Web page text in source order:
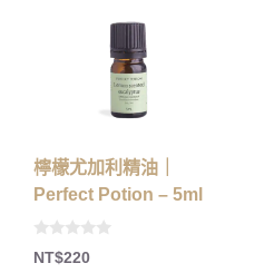
檸檬尤加利精油｜
Perfect Potion – 5ml
0
oNT$220